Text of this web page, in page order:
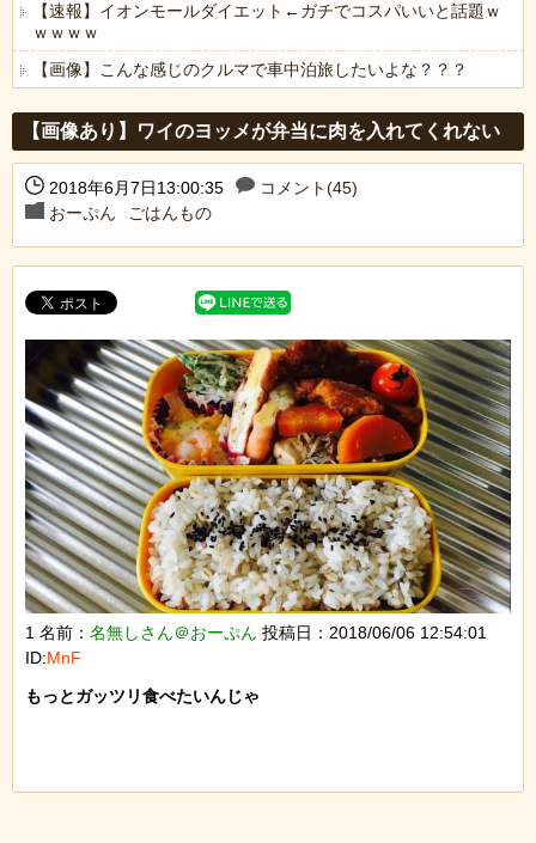
【速報】イオンモールダイエット←ガチでコスパいいと話題ｗ
ｗｗｗｗ
【画像】こんな感じのクルマで車中泊旅したいよな？？？
【画像あり】ワイのヨッメが弁当に肉を入れてくれない
2018年6月7日13:00:35
コメント(45)
おーぷん
ごはんもの
1 名前： 名無しさん＠おーぷん 投稿日：2018/06/06 12:54:01
ID:MnF
もっとガッツリ食べたいんじゃ